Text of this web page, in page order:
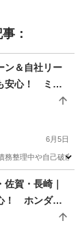
：
ン＆自社リー
安心！ ミツ
6月5日
整理中や自己破
賀・長崎｜
！ ホンダ N